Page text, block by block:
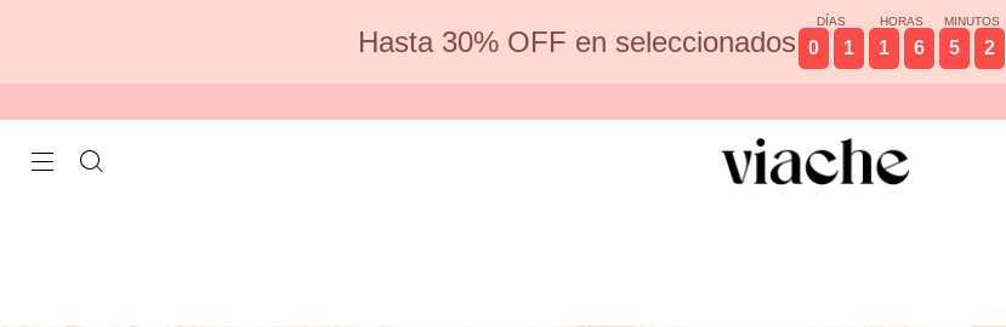
Hasta 30% OFF en seleccionados
DÍAS
0 1
HORAS
1 6
MINUTOS
5 2